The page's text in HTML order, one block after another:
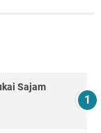
Sajam